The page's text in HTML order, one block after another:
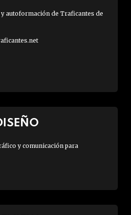
autoformación de Traficantes de
y comunicación para